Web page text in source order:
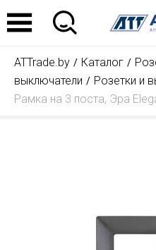
ATTrade.by Каталог
выключатели
Розетки и
Рамка на 3 поста, Эра